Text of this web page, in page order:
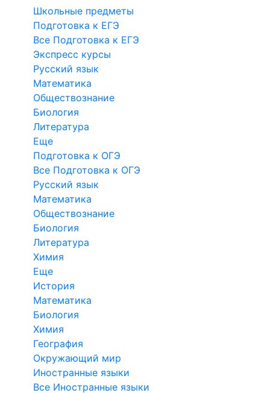
Школьные предметы
Подготовка к ЕГЭ
Все Подготовка к ЕГЭ
Экспресс курсы
Русский язык
Математика
Обществознание
Биология
Литература
Еще
Подготовка к ОГЭ
Все Подготовка к ОГЭ
Русский язык
Математика
Обществознание
Биология
Литература
Химия
Еще
История
Математика
Биология
Химия
География
Окружающий мир
Иностранные языки
Все Иностранные языки